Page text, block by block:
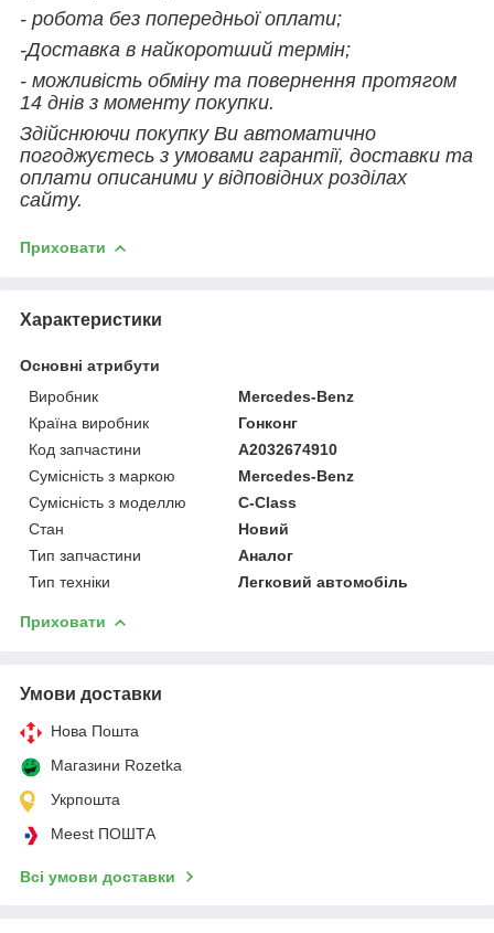
- робота без попередньої оплати;
-Доставка в найкоротший термін;
- можливість обміну та повернення протягом
14 днів з моменту покупки.
Здійснюючи покупку Ви автоматично
погоджуєтесь з умовами гарантії, доставки та
оплати описаними у відповідних розділах
сайту.
Приховати
Характеристики
Основні атрибути
Виробник
Mercedes-Benz
Країна виробник
Гонконг
Код запчастини
A2032674910
Сумісність з маркою
Mercedes-Benz
Сумісність з моделлю
C-Class
Стан
Новий
Тип запчастини
Аналог
Тип техніки
Легковий автомобіль
Приховати
Умови доставки
Нова Пошта
Магазини Rozetka
Укрпошта
Meest ПОШТА
Всі умови доставки